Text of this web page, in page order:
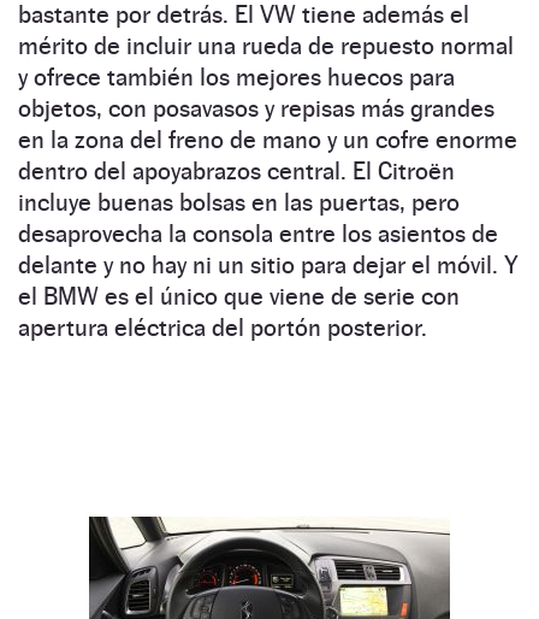
bastante por detrás. El VW tiene además el
mérito de incluir una rueda de repuesto normal
y ofrece también los mejores huecos para
objetos, con posavasos y repisas más grandes
en la zona del freno de mano y un cofre enorme
dentro del apoyabrazos central. El Citroën
incluye buenas bolsas en las puertas, pero
desaprovecha la consola entre los asientos de
delante y no hay ni un sitio para dejar el móvil. Y
el BMW es el único que viene de serie con
apertura eléctrica del portón posterior.